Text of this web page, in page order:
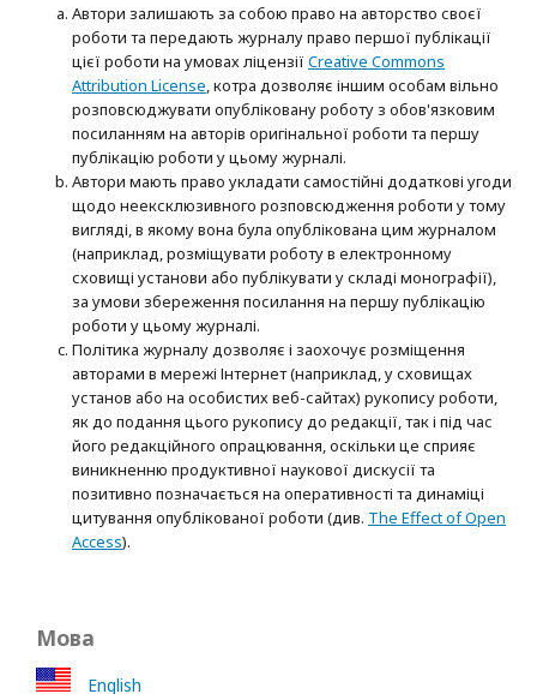
Автори залишають за собою право на авторство своєї
роботи та передають журналу право першої публікації
цієї роботи на умовах ліцензії Creative Commons
Attribution License , котра дозволяє іншим особам вільно
розповсюджувати опубліковану роботу з обов'язковим
посиланням на авторів оригінальної роботи та першу
публікацію роботи у цьому журналі.
Автори мають право укладати самостійні додаткові угоди
щодо неексклюзивного розповсюдження роботи у тому
вигляді, в якому вона була опублікована цим журналом
(наприклад, розміщувати роботу в електронному
сховищі установи або публікувати у складі монографії),
за умови збереження посилання на першу публікацію
роботи у цьому журналі.
Політика журналу дозволяє і заохочує розміщення
авторами в мережі Інтернет (наприклад, у сховищах
установ або на особистих веб-сайтах) рукопису роботи,
як до подання цього рукопису до редакції, так і під час
його редакційного опрацювання, оскільки це сприяє
виникненню продуктивної наукової дискусії та
позитивно позначається на оперативності та динаміці
цитування опублікованої роботи (див. The Effect of Open
Access).
Мова
English